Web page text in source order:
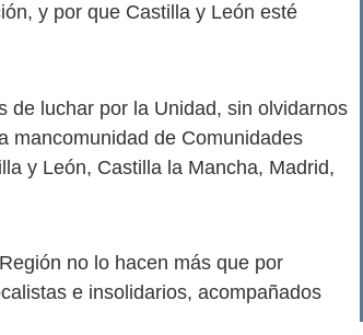
y por que Castilla y León esté
de luchar por la Unidad, sin olvidarnos
mancomunidad de Comunidades
y León, Castilla la Mancha, Madrid,
no lo hacen más que por
e insolidarios, acompañados